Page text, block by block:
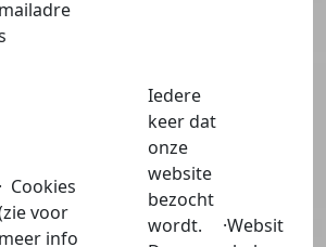
mailadre
· Cookies
voor
meer info
Iedere
keer dat
onze
website
bezocht
wordt.
·Websit